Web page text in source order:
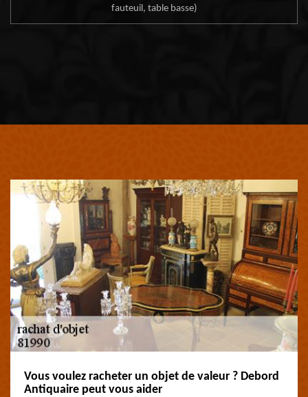
fauteuil, table basse)
Vous voulez racheter un objet de valeur ? Debord
Antiquaire peut vous aider